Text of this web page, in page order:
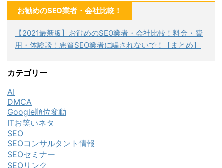
お勧めのSEO業者・会社比較！
【2021最新版】お勧めのSEO業者・会社比較！料金・費
用・体験談！悪質SEO業者に騙されないで！【まとめ】
カテゴリー
AI
DMCA
Google順位変動
ITお笑いネタ
SEO
SEOコンサルタント情報
SEOセミナー
SEOリンク